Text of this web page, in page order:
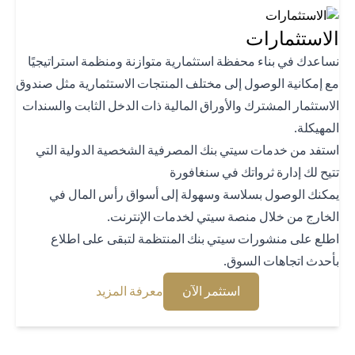
في بناء محفظة استثمارية متوازنة ومنظمة استراتيجيًا
إمكانية الوصول إلى مختلف المنتجات الاستثمارية مثل صندوق
المشترك والأوراق المالية ذات الدخل الثابت والسندات
من خدمات سيتي بنك المصرفية الشخصية الدولية التي
لك إدارة ثرواتك في سنغافورة
الوصول بسلاسة وسهولة إلى أسواق رأس المال في
من خلال منصة سيتي لخدمات الإنترنت.
على منشورات سيتي بنك المنتظمة لتبقى على اطلاع
اتجاهات السوق.
استثمر الآن
(opens in a new tab) معرفة المزيد(opens in a new tab)